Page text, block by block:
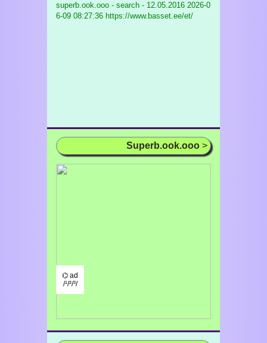
superb.ook.ooo - search - 12.05.2016 2026-0
6-09 08:27:36 https://www.basset.ee/et/
Superb.ook.ooo >
⌬ ad
/¹/²/³/